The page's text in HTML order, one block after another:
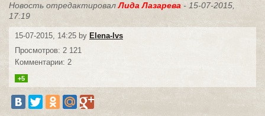
Новость отредактировалЛида Лазарева - 15-07-2015,
17:19
15-07-2015, 14:25 by Elena-lvs
Просмотров: 2 121
Комментарии: 2
+5